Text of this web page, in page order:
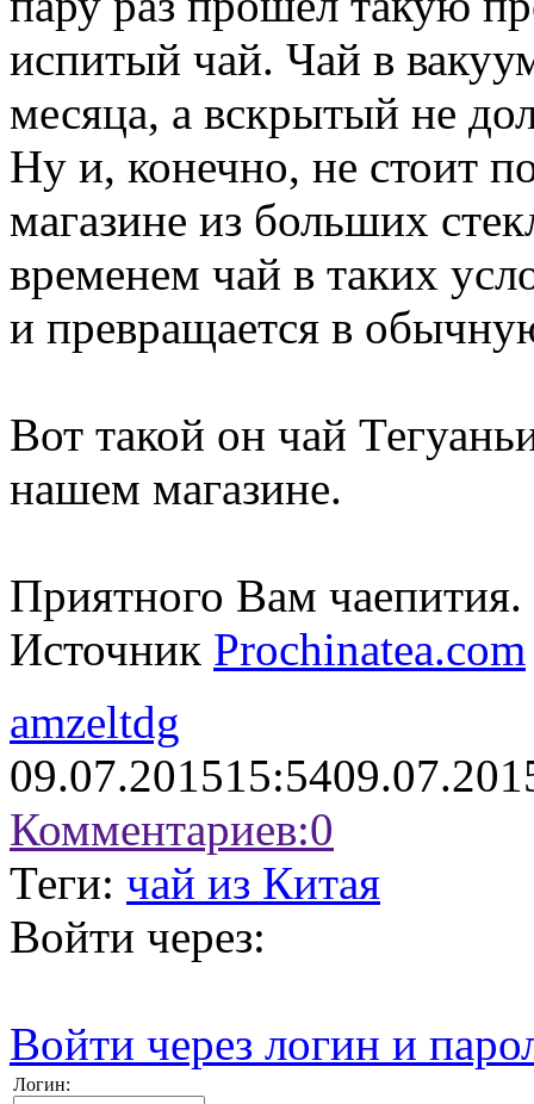
испитый чай. Чай в
месяца, а вскрытый не
Ну и, конечно, не стоит
магазине из больших
временем чай в таких
и превращается в
Вот такой он чай
нашем магазине.
Приятного Вам чаепития.
Источник Prochinatea.com
amzeltdg
09.07.201515:54
Комментариев:0
Теги: чай из Китая
Войти через:
Войти через логин и
Логин: